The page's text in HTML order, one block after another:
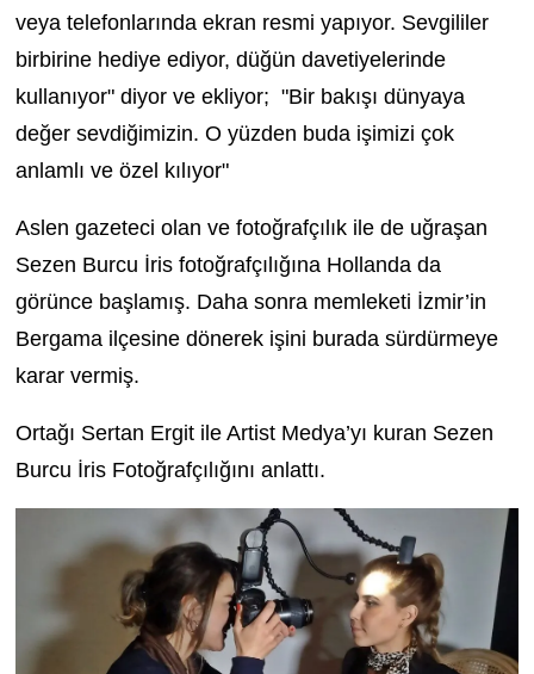
veya telefonlarında ekran resmi yapıyor. Sevgililer
birbirine hediye ediyor, düğün davetiyelerinde
kullanıyor" diyor ve ekliyor; "Bir bakışı dünyaya
değer sevdiğimizin. O yüzden buda işimizi çok
anlamlı ve özel kılıyor"
Aslen gazeteci olan ve fotoğrafçılık ile de uğraşan
Sezen Burcu İris fotoğrafçılığına Hollanda da
görünce başlamış. Daha sonra memleketi İzmir’in
Bergama ilçesine dönerek işini burada sürdürmeye
karar vermiş.
Ortağı Sertan Ergit ile Artist Medya’yı kuran Sezen
Burcu İris Fotoğrafçılığını anlattı.